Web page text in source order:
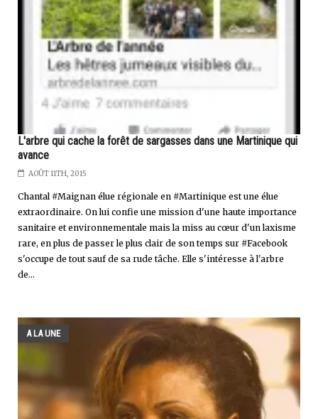
L'arbre qui cache la forêt de sargasses dans une Martinique qui
avance
AOÛT 11TH, 2015
Chantal #Maignan élue régionale en #Martinique est une élue
extraordinaire. On lui confie une mission d'une haute importance
sanitaire et environnementale mais la miss au cœur d'un laxisme
rare, en plus de passer le plus clair de son temps sur #Facebook
s'occupe de tout sauf de sa rude tâche. Elle s'intéresse à l'arbre
de...
A LA UNE